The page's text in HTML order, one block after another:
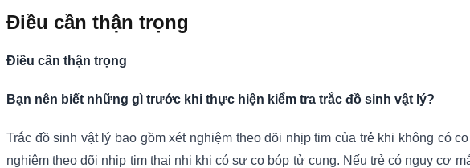
Điều cần thận trọng
Điều cần thận trọng
Bạn nên biết những gì trước khi thực hiện kiểm tra trắc đồ sinh vật lý?
Trắc đồ sinh vật lý bao gồm xét nghiệm theo dõi nhịp tim của trẻ khi không có
nghiệm theo dõi nhịp tim thai nhi khi có sự co bóp tử cung. Nếu trẻ có nguy cơ